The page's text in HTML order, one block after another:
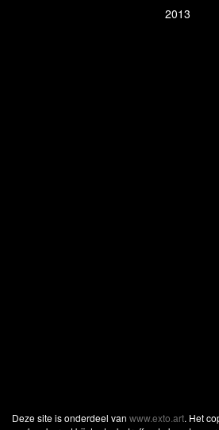
2013
Deze site is onderdeel van www.exto.art. Het